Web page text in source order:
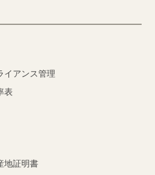
イアンス管理
表
地証明書